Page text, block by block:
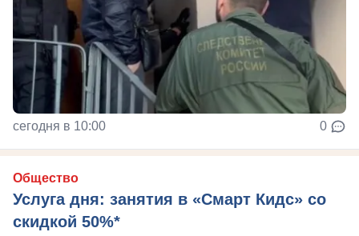
сегодня в 10:00 0
Общество
Услуга дня: занятия в «Смарт Кидс» со
скидкой 50%*